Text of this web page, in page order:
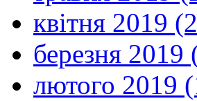
квітня 2019
березня 2019
лютого 2019